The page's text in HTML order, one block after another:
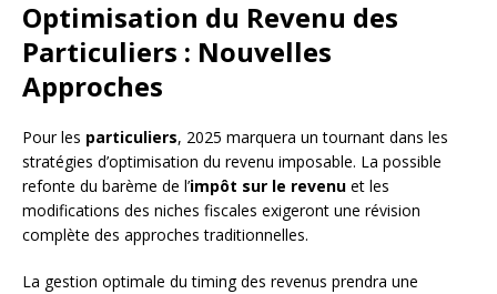
Optimisation du Revenu des
Particuliers : Nouvelles
Approches
Pour les particuliers, 2025 marquera un tournant dans les
stratégies d’optimisation du revenu imposable. La possible
refonte du barème de l’impôt sur le revenu et les
modifications des niches fiscales exigeront une révision
complète des approches traditionnelles.
La gestion optimale du timing des revenus prendra une